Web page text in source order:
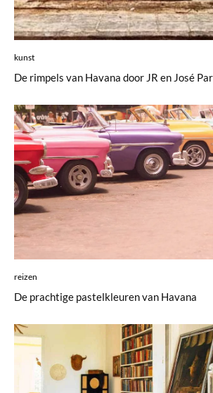
kunst
De rimpels van Havana door JR en José
reizen
De prachtige pastelkleuren van Havana